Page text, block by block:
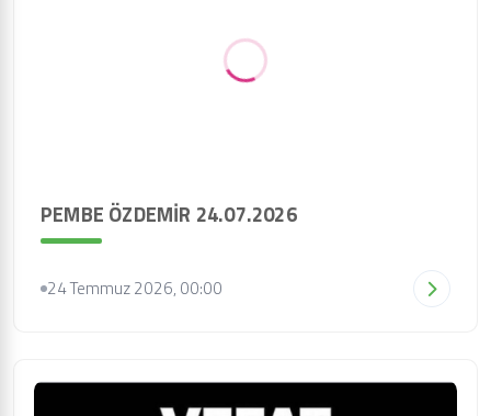
PEMBE ÖZDEMİR 24.07.2026
24 Temmuz 2026, 00:00